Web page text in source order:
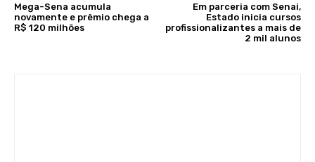
Mega-Sena acumula
novamente e prêmio chega a
R$ 120 milhões
Em parceria com Senai,
Estado inicia cursos
profissionalizantes a mais de
2 mil alunos